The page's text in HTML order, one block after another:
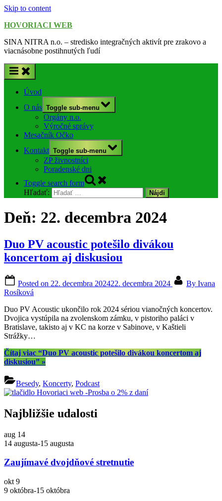
Skip to content
HOVORIACI WEB
SINA NITRA n.o. – stredisko integračných aktivít pre zrakovo a
viacnásobne postihnutých ľudí
Úvod
O nás Toggle sub-menu
Orgány n.o.
Výročné správy
Mesačník Očko
Kontakt Toggle sub-menu
ZP živnostníci
Poradenské dni
Toggle search form
Hľadať:
Deň: 22. decembra 2024
Duo PV acoustic potešilo divákou
koncertom aj diskusiou
Posted on 22. decembra 202422. decembra 2024 By Ivana
Rosíková
Duo PV Acoustic ukončilo rok 2024 sériou vianočných koncertov.
Dvojica vystúpila na zvolenskom zámku, v pistoriho paláci v
Bratislave, takisto aj v KC na korze v Sabinove, v Kaštieli
Strážky…
Čítaj viac “Duo PV acoustic potešilo divákou koncertom aj
diskusiou” »
Besedy, Koncerty, Podcast
Najbližšie udalosti
aug 14
14 augusta-15 augusta
Zaujímavé dvojdňové stretnutie
okt 9
9 októbra-15 októbra